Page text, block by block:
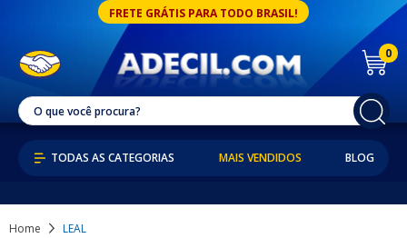
FRETE GRÁTIS PARA TODO BRASIL!
0
MAIS VENDIDOS BLOG
Home LEAL